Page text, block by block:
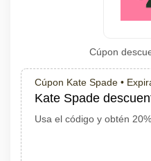
Cúpon
Cúpon Kate Spade •
Kate Spade
Usa el código y obtén